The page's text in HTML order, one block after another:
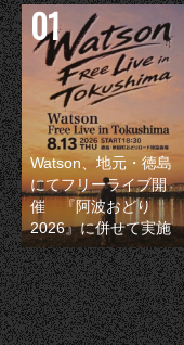
Watson、地元・徳島
にてフリーライブ開
催 『阿波おどり
2026』に併せて実施